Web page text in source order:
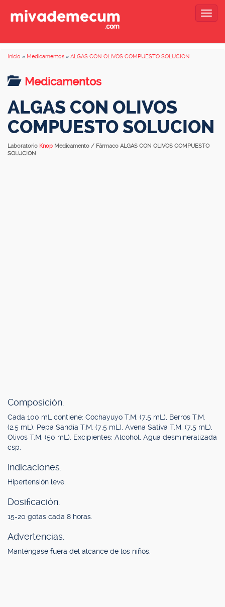
Inicio » Medicamentos » ALGAS CON OLIVOS COMPUESTO SOLUCION
Medicamentos
ALGAS CON OLIVOS
COMPUESTO SOLUCION
Laboratorio Knop Medicamento / Fármaco ALGAS CON OLIVOS COMPUESTO
SOLUCION
Composición.
Cada 100 mL contiene: Cochayuyo T.M. (7,5 mL), Berros T.M.
(2,5 mL), Pepa Sandía T.M. (7,5 mL), Avena Sativa T.M. (7,5 mL),
Olivos T.M. (50 mL). Excipientes: Alcohol, Agua desmineralizada
csp.
Indicaciones.
Hipertensión leve.
Dosificación.
15-20 gotas cada 8 horas.
Advertencias.
Manténgase fuera del alcance de los niños.